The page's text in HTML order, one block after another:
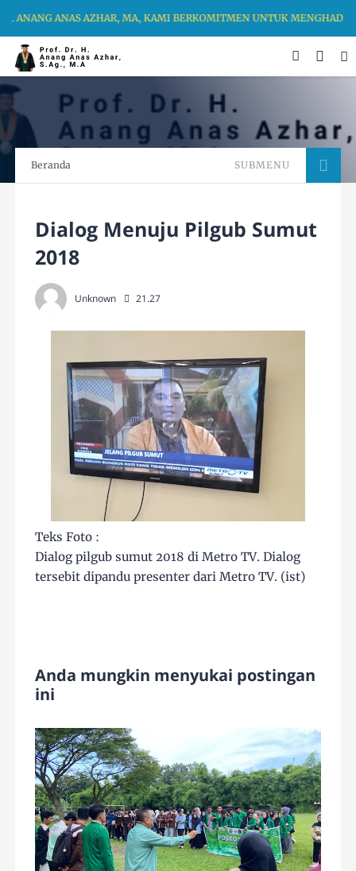
ANANG ANAS AZHAR, MA, KAMI BERKOMITMEN UNTUK
Beranda SUBMENU
Dialog Menuju Pilgub Sumut
2018
Unknown 21.27
Teks Foto :
Dialog pilgub sumut 2018 di Metro TV. Dialog
tersebit dipandu presenter dari Metro TV. (ist)
Anda mungkin menyukai postingan
ini